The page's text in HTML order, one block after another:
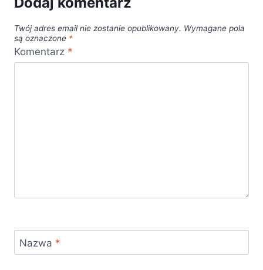
Twój adres email nie zostanie opublikowany. Wymagane pola
są oznaczone *
Komentarz *
Nazwa *